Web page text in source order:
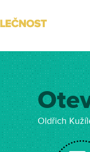
Oldřich